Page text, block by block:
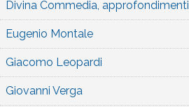
Divina Commedia, approfondimenti
Eugenio Montale
Giacomo Leopardi
Giovanni Verga